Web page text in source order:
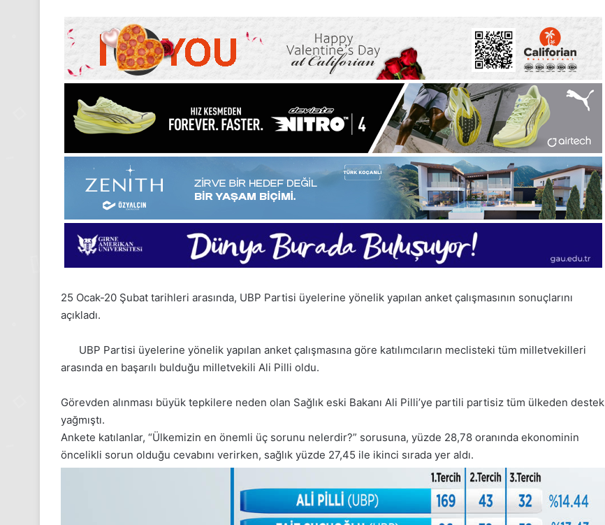
25 Ocak-20 Şubat tarihleri arasında, UBP Partisi üyelerine yönelik yapılan anket çalışmasının sonuçlarını
açıkladı.
UBP Partisi üyelerine yönelik yapılan anket çalışmasına göre katılımcıların meclisteki tüm milletvekilleri
arasında en başarılı bulduğu milletvekili Ali Pilli oldu.
Görevden alınması büyük tepkilere neden olan Sağlık eski Bakanı Ali Pilli’ye partili partisiz tüm ülkeden destek
yağmıştı.
Ankete katılanlar, “Ülkemizin en önemli üç sorunu nelerdir?” sorusuna, yüzde 28,78 oranında ekonominin
öncelikli sorun olduğu cevabını verirken, sağlık yüzde 27,45 ile ikinci sırada yer aldı.
1